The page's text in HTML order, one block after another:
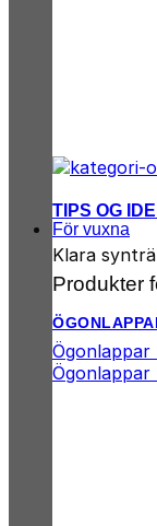
TIPS OG
Klara
För vuxna
Produkter
Ögonlappar